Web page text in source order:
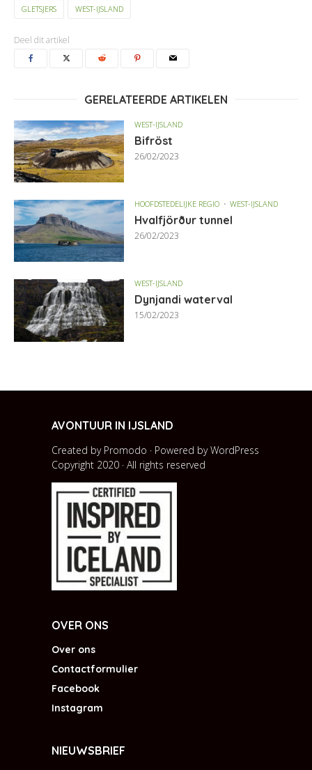
GLETSJERS WEST-IJSLAND
Deel dit artikel
GERELATEERDE ARTIKELEN
WEST-IJSLAND
Bifröst
26/02/2023
HOOFDSTEDELIJKE REGIO WEST-IJSLAND
Hvalfjörður tunnel
26/02/2023
WEST-IJSLAND
Dynjandi waterval
15/02/2023
AVONTUUR IN IJSLAND
Created by Promodo · Powered byWordPress
Copyright 2020 · All rights reserved
OVER ONS
Over ons
Contactformulier
Facebook
Instagram
NIEUWSBRIEF